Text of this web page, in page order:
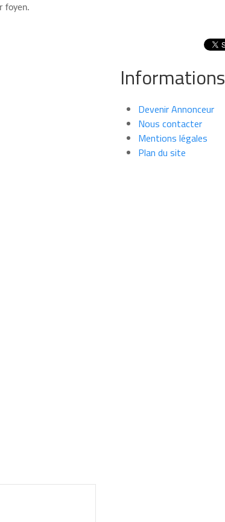
foyen.
Informations
Devenir Annonceur
Nous contacter
Mentions légales
Plan du site